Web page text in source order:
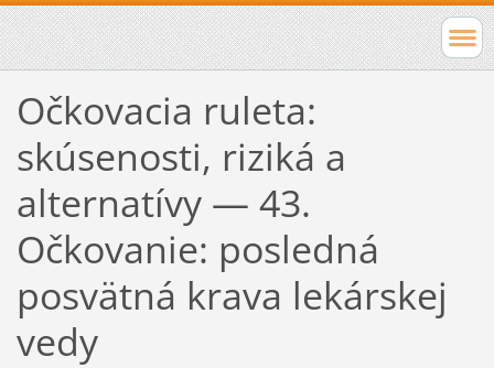
Očkovacia ruleta:
skúsenosti, riziká a
alternatívy — 43.
Očkovanie: posledná
posvätná krava lekárskej
vedy